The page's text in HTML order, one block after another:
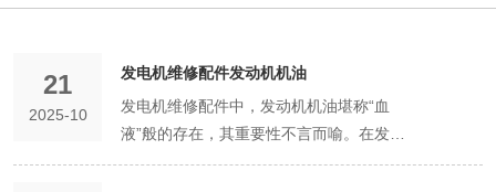
21
2025-10
发电机维修配件发动机机油
发电机维修配件中，发动机机油堪称“血
液”般的存在，其重要性不言而喻。在发电
机稳定运行的背后，机油默默承担着润